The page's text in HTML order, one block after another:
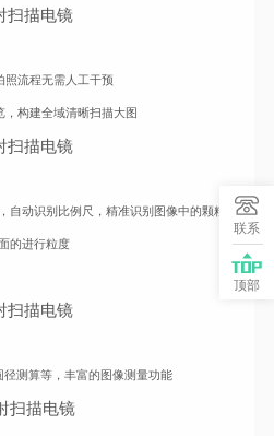
照流程无需人工干预
，构建全域清晰扫描大图
自动识别比例尺，精准识别图像中的颗粒，
的进行粒度
测算等，丰富的图像测量功能
联系
顶部